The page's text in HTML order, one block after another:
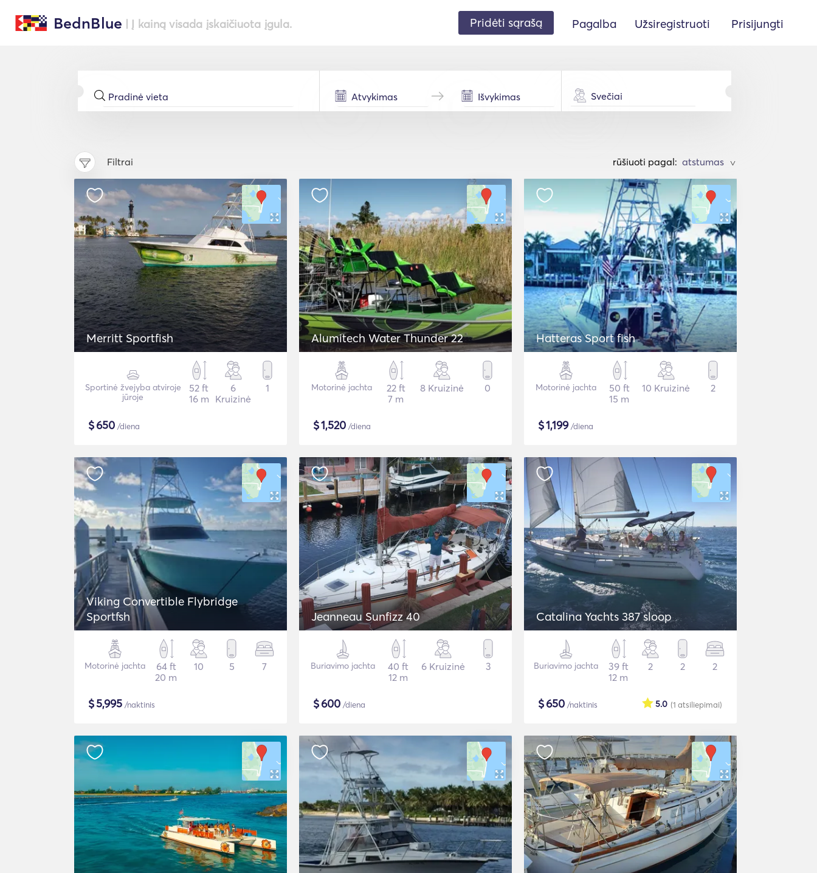
BednBlue | Į kainą visada įskaičiuota įgula. Pridėti sąrašą Pagalba Užsiregistruoti Prisijungti
Svečiai
Filtrai rūšiuoti pagal: >
Merritt Sportfish
Sportinė žvejyba atviroje
jūroje
52 ft
16 m
6
Kruizinė
1
$650 /diena
Alumitech Water Thunder 22
Motorinė jachta
22 ft
7 m
8 Kruizinė 0
$1,520 /diena
Hatteras Sport fish
Motorinė jachta
50 ft
15 m
10 Kruizinė 2
$1,199/diena
Viking Convertible Flybridge
Sportfsh
Motorinė jachta
64 ft
20 m
10 5 7
$5,995 /naktinis
Jeanneau Sunfizz 40
Buriavimo jachta
40 ft
12 m
6 Kruizinė 3
$600 /diena
Catalina Yachts 387 sloop
Buriavimo jachta
39 ft
12 m
2 2 2
$650 /naktinis (1 atsiliepimai)
5.0